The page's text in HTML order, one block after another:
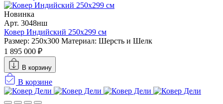
Новинка
Арт. 3048нш
Ковер Индийский 250x299 см
Размер: 250x300 Материал: Шерсть и Шелк
1 895 000 ₽
В корзину
В корзине